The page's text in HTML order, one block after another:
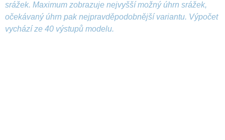
srážek. Maximum zobrazuje nejvyšší možný úhrn srážek,
očekávaný úhrn pak nejpravděpodobnější variantu. Výpočet
vychází ze 40 výstupů modelu.